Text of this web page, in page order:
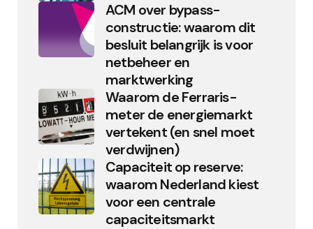
ACM over bypass-
constructie: waarom dit
besluit belangrijk is voor
netbeheer en
marktwerking
Waarom de Ferraris-
meter de energiemarkt
vertekent (en snel moet
verdwijnen)
Capaciteit op reserve:
waarom Nederland kiest
voor een centrale
capaciteitsmarkt